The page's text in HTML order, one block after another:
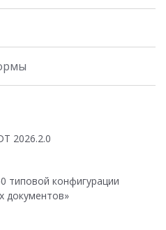
2026.2.0
типовой конфигурации
документов»